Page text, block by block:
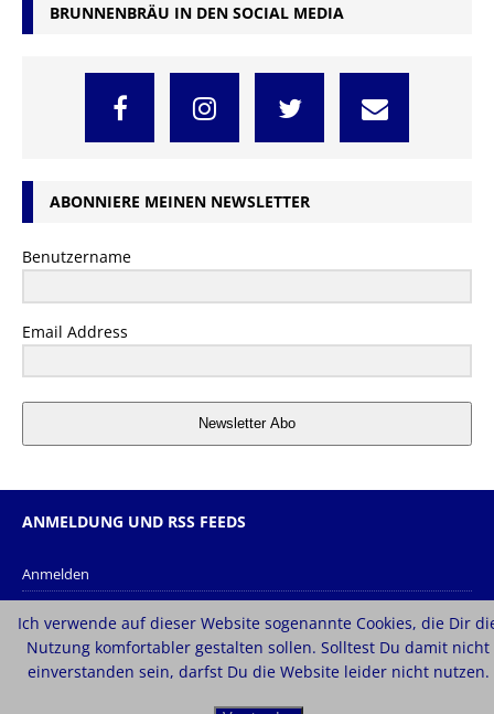
BRUNNENBRÄU IN DEN SOCIAL MEDIA
ABONNIERE MEINEN NEWSLETTER
Benutzername
Email Address
Newsletter Abo
ANMELDUNG UND RSS FEEDS
Anmelden
Kommentar-Feed
WordPress.org
Ich verwende auf dieser Website sogenannte Cookies, die Dir
Nutzung komfortabler gestalten sollen. Solltest Du damit nicht
einverstanden sein, darfst Du die Website leider nicht nutzen.